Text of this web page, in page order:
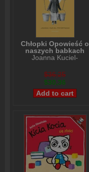
Chłopki Opowieść o
naszych babkach
Joanna Kuciel-
$36,25
$30,36